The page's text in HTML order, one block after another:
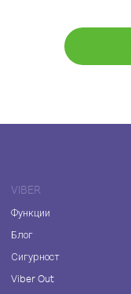
VIBER
Функции
Блог
Сигурност
Viber Out